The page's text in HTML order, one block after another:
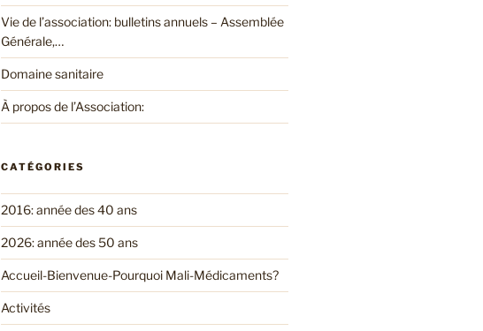
Vie de l’association: bulletins annuels – Assemblée
Générale,…
Domaine sanitaire
À propos de l’Association:
CATÉGORIES
2016: année des 40 ans
2026: année des 50 ans
Accueil-Bienvenue-Pourquoi Mali-Médicaments?
Activités